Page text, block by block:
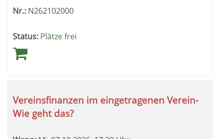
Nr.: N262102000
Status: Plätze frei
Vereinsfinanzen im eingetragenen Verein-
Wie geht das?